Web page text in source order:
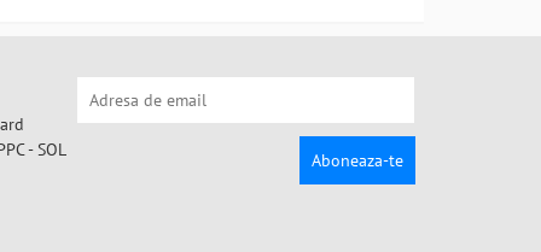
Aboneaza-te